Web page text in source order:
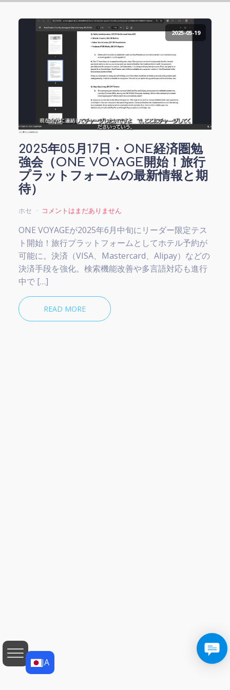
2025-05-19
2025年05月17日・ONE経済圏勉
強会（ONE VOYAGE開始！旅行
プラットフォームの最新情報と期
待）
ホセ コメントはまだありません
ONE VOYAGEが2025年6月中旬にリーダー限定テス
ト開始！旅行プラットフォームとしてホテル予約が
可能に。決済（VISA、Mastercard、Alipay）などの
決済手段を強化。検索機能改善や多言語対応も進行
中で […]
READ MORE
JA SQ